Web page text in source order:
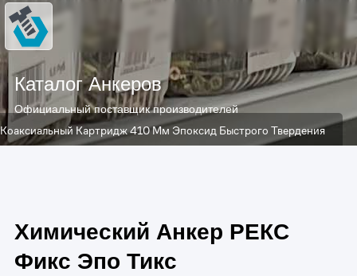
Картридж 410 Мм Эпоксид Быстрого Твердения
Каталог Анкеров
Официальный поставщик производителей
Химический Анкер РЕКС
Фикс Эпо Тикс